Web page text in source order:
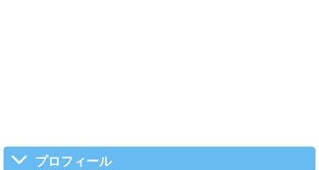
プロフィール